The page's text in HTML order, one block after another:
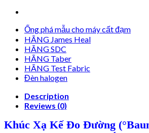
Ống phá mẫu cho máy cất đạm
HÃNG James Heal
HÃNG SDC
HÃNG Taber
HÃNG Test Fabric
Đèn halogen
Description
Reviews (0)
Khúc Xạ Kế Đo Đường